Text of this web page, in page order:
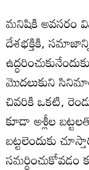
మనిషికి అవసరం
దేశభక్తికి,
మొదలుకుని
చివరికి ఒకటి,
కూడా అశ్లీల
బట్టలెందుకు